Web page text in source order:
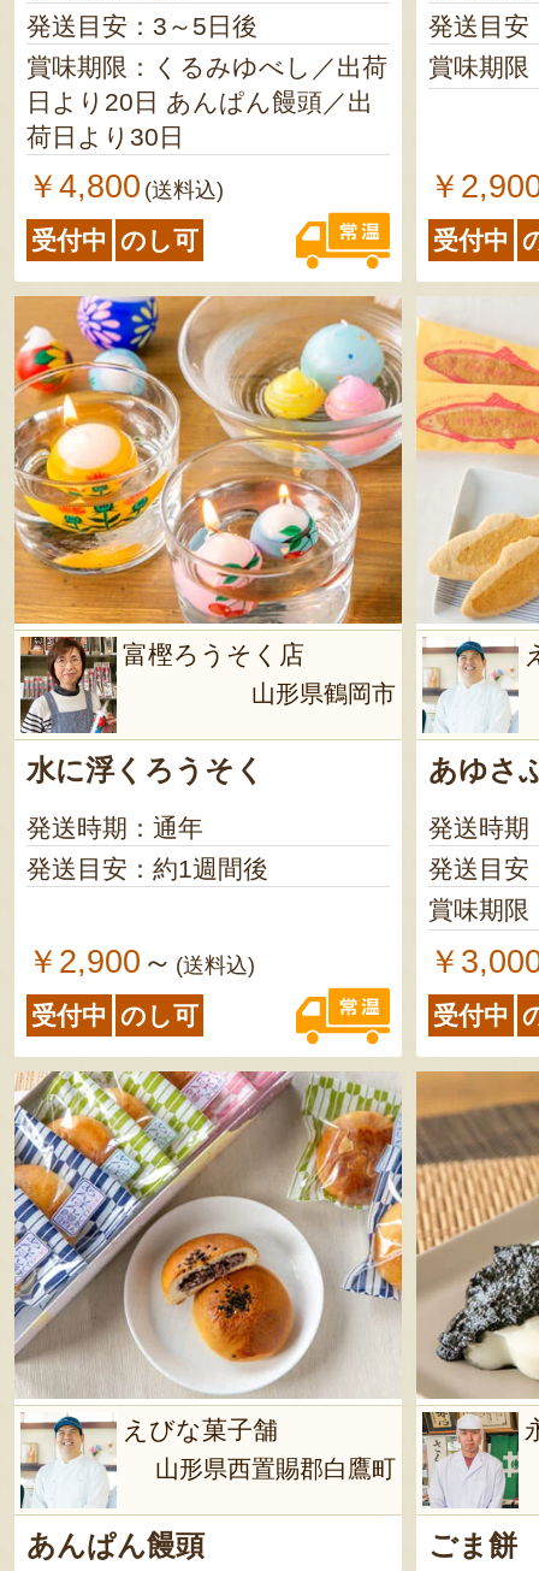
発送目安：3～5日後
賞味期限：くるみゆべし／出荷
日より20日 あんぱん饅頭／出
荷日より30日
￥4,800 (送料込)
受付中 のし可
発送目安
賞味期限
￥
受付中
富樫ろうそく店
山形県鶴岡市
水に浮くろうそく
発送時期：通年
発送目安：約1週間後
￥2,900 ～ (送料込)
受付中 のし可
あゆさ
発送時期
発送目安
賞味期限
￥
受付中
えびな菓子舗
山形県西置賜郡白鷹町
あんぱん饅頭 ごま餅